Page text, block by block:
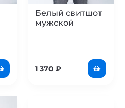
Белый свитшот
мужской
1 370₽